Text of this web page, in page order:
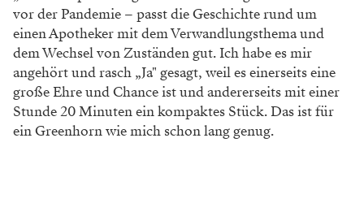
vor der Pandemie – passt die Geschichte rund um
einen Apotheker mit dem Verwandlungsthema und
dem Wechsel von Zuständen gut. Ich habe es mir
angehört und rasch „Ja" gesagt, weil es einerseits eine
große Ehre und Chance ist und andererseits mit einer
Stunde 20 Minuten ein kompaktes Stück. Das ist für
ein Greenhorn wie mich schon lang genug.